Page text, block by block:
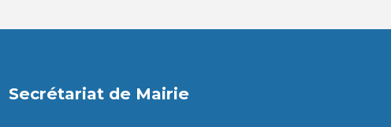
Secrétariat de Mairie